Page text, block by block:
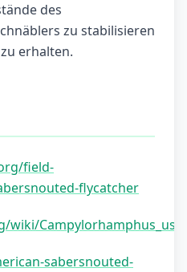
des
zu stabilisieren
erhalten.
field-
flycatcher
wiki/
sabersnouted-